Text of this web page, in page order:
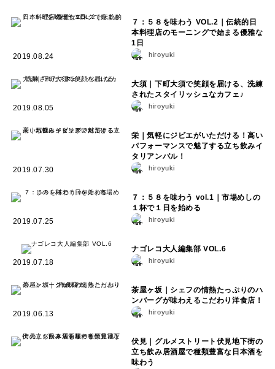
2019.08.24
７：５８を味わう VOL.2｜伝統的日
本料理店のモーニングで始まる優雅な
1日
hiroyuki
2019.08.05
大須｜下町大須で笑顔を届ける、洗練
されたスタイリッシュなカフェ♪
hiroyuki
2019.07.30
栄｜気軽にジビエがいただける！高い
パフォーマンスで魅了する立ち飲みイ
タリアンバル！
hiroyuki
2019.07.25
７：５８を味わう vol.1｜市場めしの
１杯で１日を始める
hiroyuki
2019.07.18
ナゴレコ大人編集部 VOL.6
hiroyuki
2019.06.13
茶屋ヶ坂｜シェフの情熱たっぷりのハ
ンバーグが味わえるこだわり洋食店！
hiroyuki
伏見｜グルメストリート伏見地下街の
立ち飲み居酒屋で種類豊富な日本酒を
味わう